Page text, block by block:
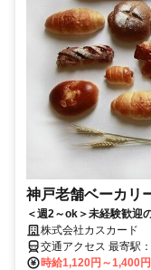
神戸老舗ベーカリ
＜週2～ok＞未経験歓迎
ルに合わせて◎
株式会社カスカード
交通アクセス 最寄駅：西宮北口駅 ・「西宮
「阪神国道」駅から徒歩11分 ◇自転車・バイク通勤
時給1,120円～1,400円